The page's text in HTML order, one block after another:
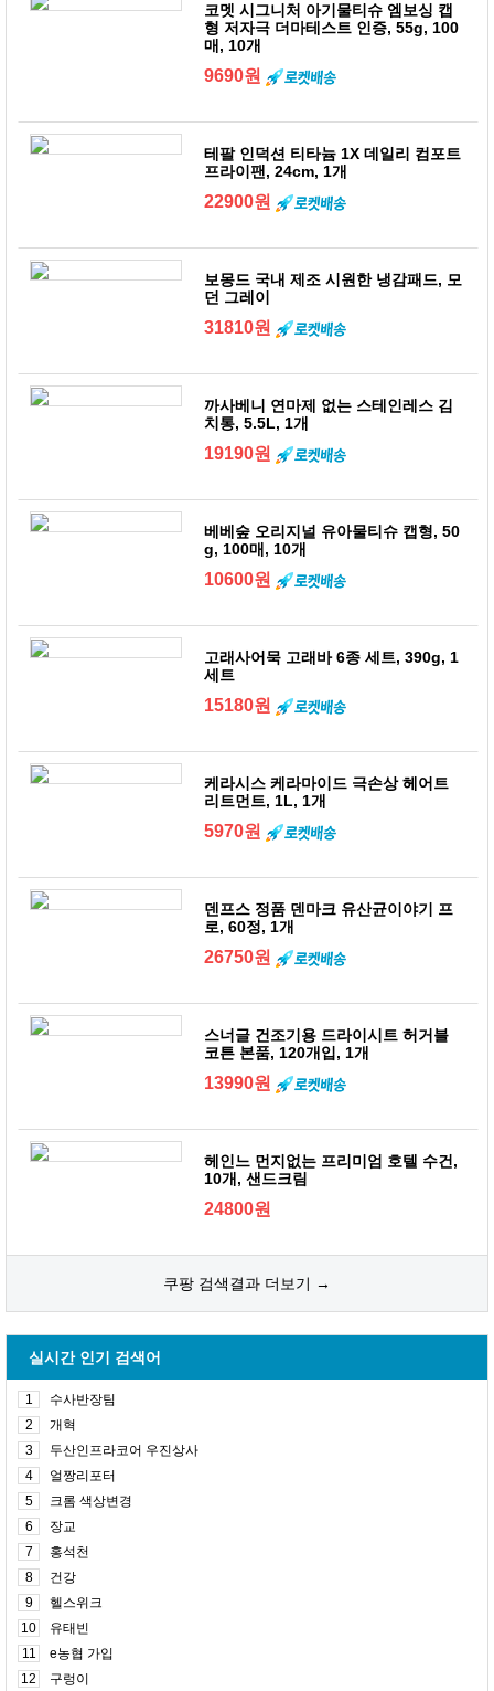
코멧 시그니처 아기물티슈 엠보싱 캡
형 저자극 더마테스트 인증, 55g, 100
매, 10개
9690원
테팔 인덕션 티타늄 1X 데일리 컴포트
프라이팬, 24cm, 1개
22900원
보몽드 국내 제조 시원한 냉감패드, 모
던 그레이
31810원
까사베니 연마제 없는 스테인레스 김
치통, 5.5L, 1개
19190원
베베숲 오리지널 유아물티슈 캡형, 50
g, 100매, 10개
10600원
고래사어묵 고래바 6종 세트, 390g, 1
세트
15180원
케라시스 케라마이드 극손상 헤어트
리트먼트, 1L, 1개
5970원
덴프스 정품 덴마크 유산균이야기 프
로, 60정, 1개
26750원
스너글 건조기용 드라이시트 허거블
코튼 본품, 120개입, 1개
13990원
헤인느 먼지없는 프리미엄 호텔 수건,
10개, 샌드크림
24800원
쿠팡 검색결과 더보기 →
실시간 인기 검색어
1
수사반장팀
2
개혁
3
두산인프라코어 우진상사
4
얼짱리포터
5
크롬 색상변경
6
장교
7
홍석천
8
건강
9
헬스위크
10
유태빈
11
e농협 가입
12
구렁이